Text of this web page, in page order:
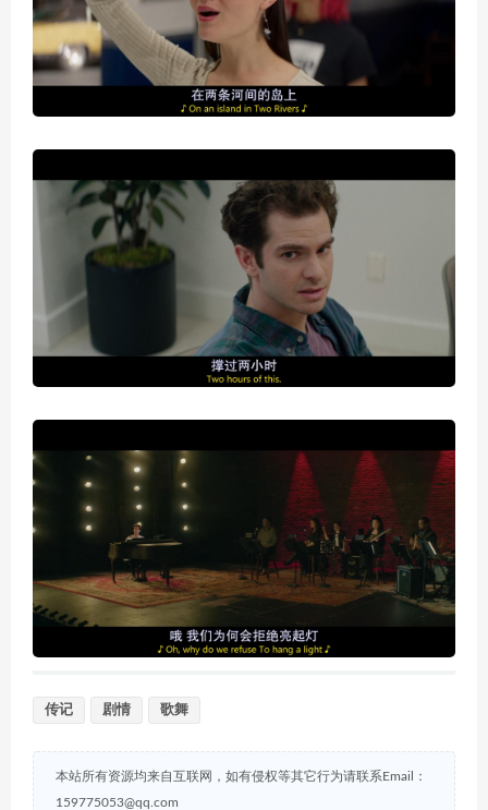
传记 剧情 歌舞
本站所有资源均来自互联网，如有侵权等其它行为请联系Email：
159775053@qq.com